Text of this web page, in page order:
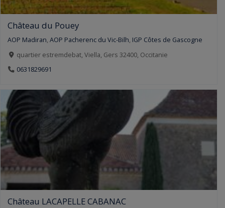
Château du Pouey
AOP Madiran, AOP Pacherenc du Vic-Bilh, IGP Côtes de Gascogne
quartier estremdebat, Viella, Gers 32400, Occitanie
0631829691
Château LACAPELLE CABANAC